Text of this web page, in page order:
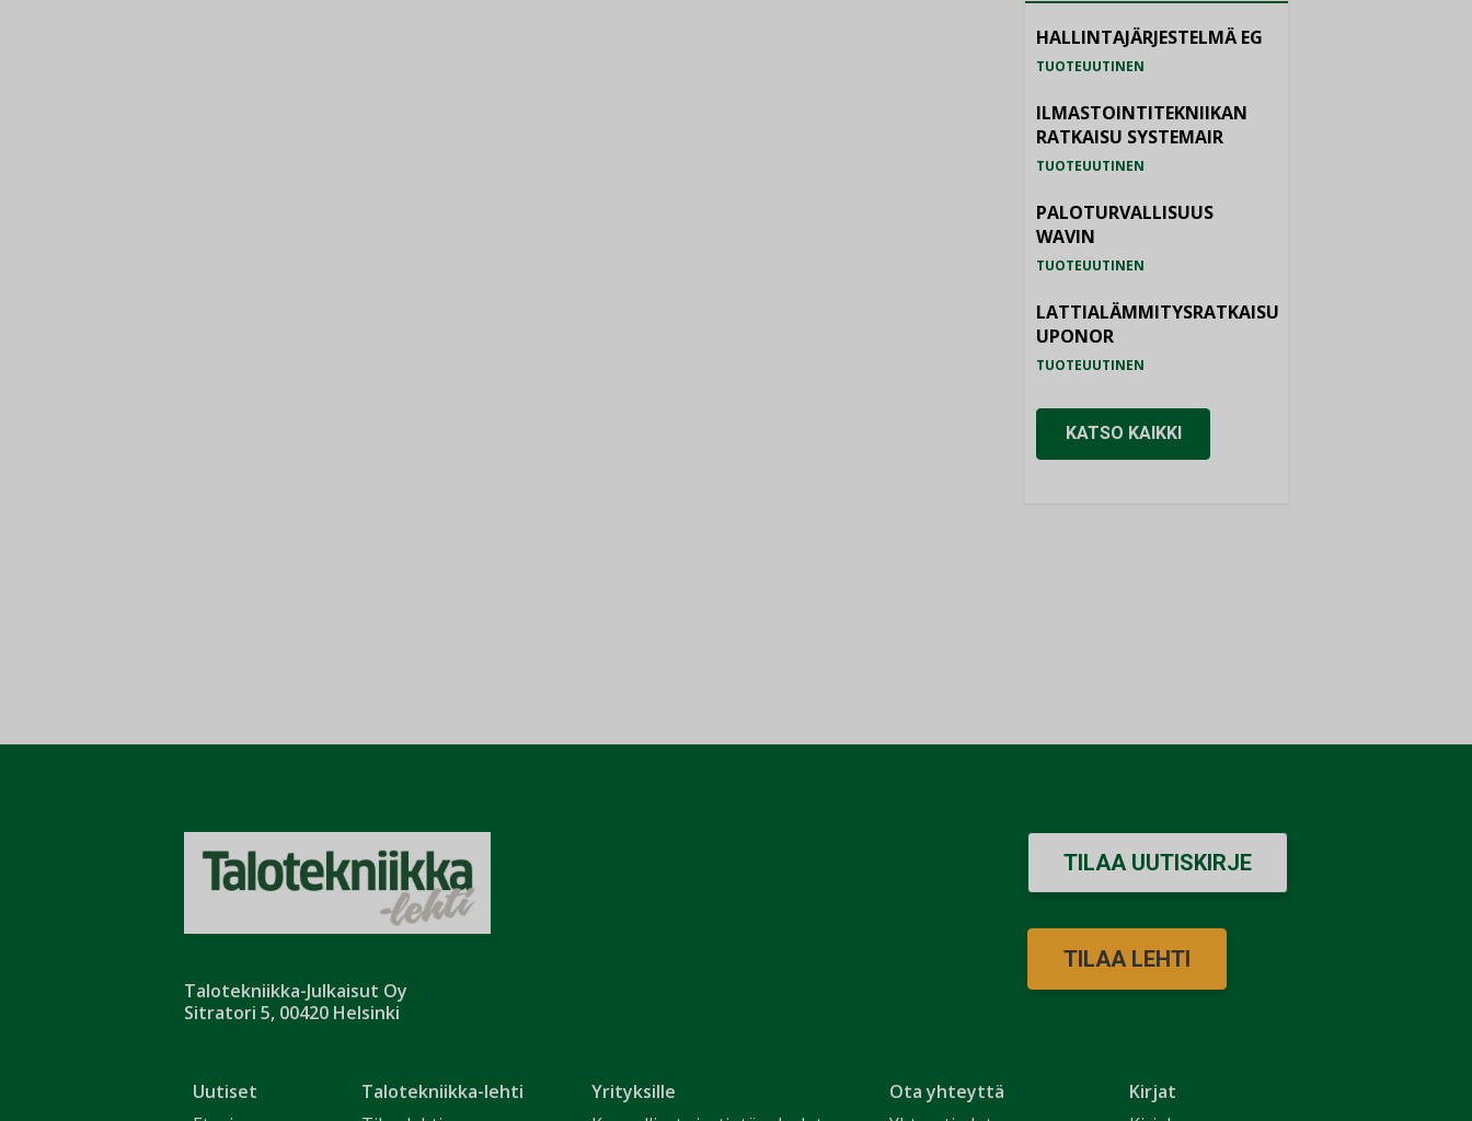
HALLINTAJÄRJESTELMÄ EG
TUOTEUUTINEN
ILMASTOINTITEKNIIKAN
RATKAISU SYSTEMAIR
TUOTEUUTINEN
PALOTURVALLISUUS
WAVIN
TUOTEUUTINEN
LATTIALÄMMITYSRATKAISU
UPONOR
TUOTEUUTINEN
KATSO KAIKKI
Talotekniikka-Julkaisut Oy
Sitratori 5, 00420 Helsinki
Uutiset
Talotekniikka-lehti
Yrityksille
Ota yhteyttä
Kirjat
TILAA UUTISKIRJE
TILAA LEHTI